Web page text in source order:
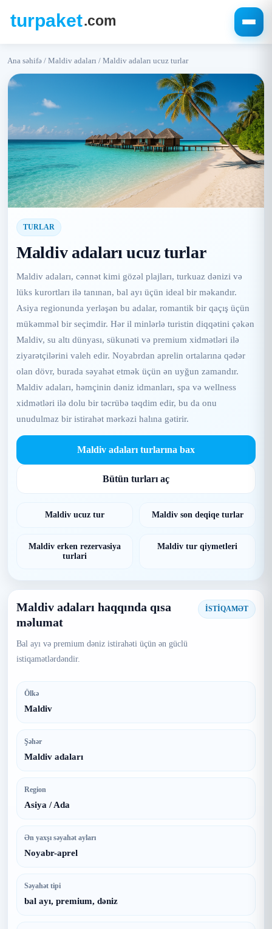
Ana səhifə / Maldiv adaları / Maldiv adaları ucuz turlar
TURLAR
Maldiv adaları ucuz turlar
Maldiv adaları, cənnət kimi gözəl plajları, turkuaz dənizi və
lüks kurortları ilə tanınan, bal ayı üçün ideal bir məkandır.
Asiya regionunda yerləşən bu adalar, romantik bir qaçış üçün
mükəmməl bir seçimdir. Hər il minlərlə turistin diqqətini çəkən
Maldiv, su altı dünyası, sükunəti və premium xidmətləri ilə
ziyarətçilərini valeh edir. Noyabrdan aprelin ortalarına qədər
olan dövr, burada səyahət etmək üçün ən uyğun zamandır.
Maldiv adaları, həmçinin dəniz idmanları, spa və wellness
xidmətləri ilə dolu bir təcrübə təqdim edir, bu da onu
unudulmaz bir istirahət mərkəzi halına gətirir.
Maldiv adaları turlarına bax
Bütün turları aç
Maldiv ucuz tur Maldiv son deqiqe turlar
Maldiv erken rezervasiya
turlari
Maldiv tur qiymetleri
Maldiv adaları haqqında qısa
məlumat
Bal ayı və premium dəniz istirahəti üçün ən güclü
istiqamətlərdəndir.
İSTİQAMƏT
Ölkə
Maldiv
Şəhər
Maldiv adaları
Region
Asiya / Ada
Ən yaxşı səyahət ayları
Noyabr-aprel
Səyahət tipi
bal ayı, premium, dəniz